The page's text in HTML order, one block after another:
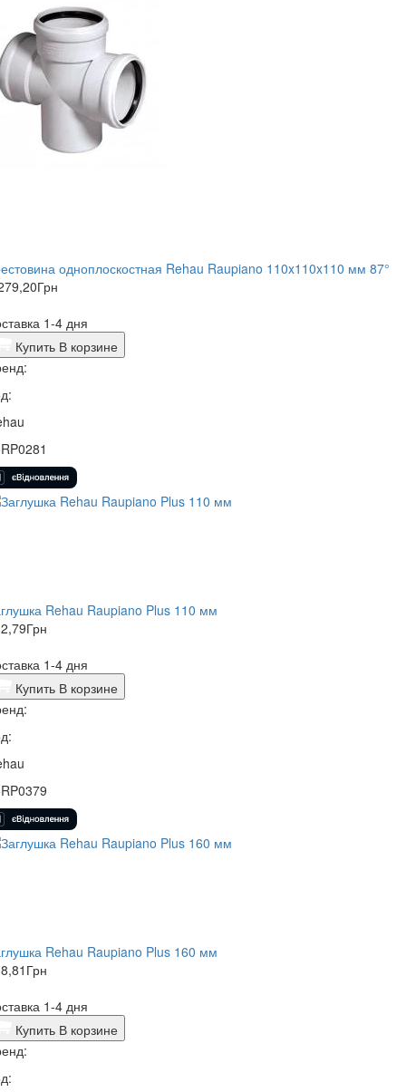
одноплоскостная Rehau Raupiano 110x110x110 мм 87°
Грн
1-4 дня
Купить В корзине
Rehau Raupiano Plus 110 мм
Грн
1-4 дня
Купить В корзине
Rehau Raupiano Plus 160 мм
Грн
1-4 дня
Купить В корзине